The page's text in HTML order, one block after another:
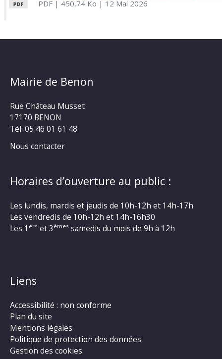
PDF| 450,74 Ko | 12 Mai 2026
Mairie de Benon
Rue Château Musset
17170 BENON
Tél. 05 46 01 61 48
Nous contacter
Horaires d’ouverture au public :
Les lundis, mardis et jeudis de 10h-12h et 14h-17h
Les vendredis de 10h-12h et 14h-16h30
Les 1 ers et 3 èmes samedis du mois de 9h à 12h
Liens
Accessibilité : non conforme
Plan du site
Mentions légales
Politique de protection des données
Gestion des cookies